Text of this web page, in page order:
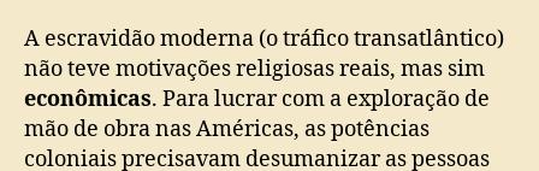
A escravidão moderna (o tráfico transatlântico)
não teve motivações religiosas reais, mas sim
econômicas. Para lucrar com a exploração de
mão de obra nas Américas, as potências
coloniais precisavam desumanizar as pessoas